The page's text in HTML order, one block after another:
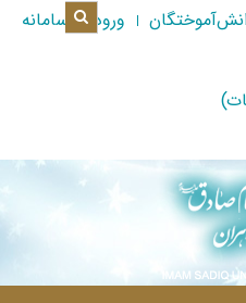
ورود به سامانه